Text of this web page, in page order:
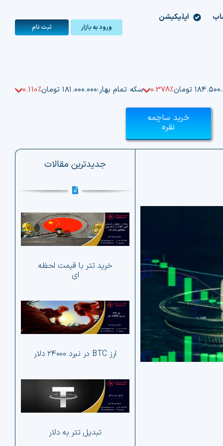
اپلیکیشن
ورود به بازار ثبت‌ نام
تومان 0.378% سکه تمام بهار:۱۸۱.۰۰۰.۰۰۰ تومان 0.110%
خرید ساچمه
نقره
جدیدترین مقالات
خرید تتر با قیمت لحظه
ای
ارز BTC در نبرد ۲۴۰۰۰ دلار
تبدیل تتر به دلار